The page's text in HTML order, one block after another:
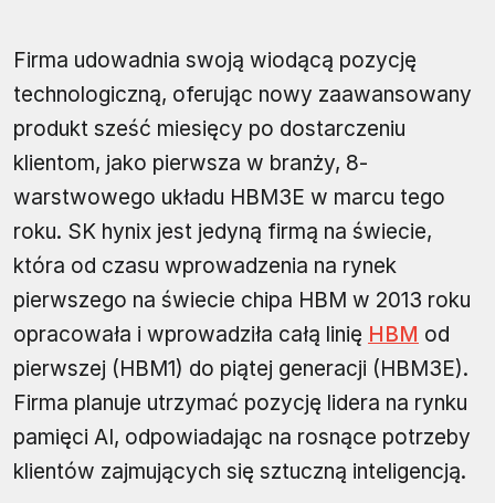
Firma udowadnia swoją wiodącą pozycję
technologiczną, oferując nowy zaawansowany
produkt sześć miesięcy po dostarczeniu
klientom, jako pierwsza w branży, 8-
warstwowego układu HBM3E w marcu tego
roku. SK hynix jest jedyną firmą na świecie,
która od czasu wprowadzenia na rynek
pierwszego na świecie chipa HBM w 2013 roku
opracowała i wprowadziła całą linię HBM od
pierwszej (HBM1) do piątej generacji (HBM3E).
Firma planuje utrzymać pozycję lidera na rynku
pamięci AI, odpowiadając na rosnące potrzeby
klientów zajmujących się sztuczną inteligencją.